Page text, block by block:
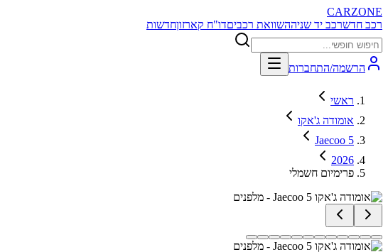
CARZONE
רכב חדשרכב יד שניההשוואת רכביםדו"ח קארזוןחדשות
הרשמה/התחברות
ראשי
אומודה ג'אקו
Jaecoo 5
2026
פרימיום חשמלי